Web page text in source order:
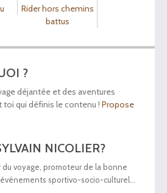
Rider hors chemins
battus
?
déjantée et des aventures
toi qui définis le contenu ! Propose
NICOLIER?
voyage, promoteur de la bonne
sportivo-socio-culturel...